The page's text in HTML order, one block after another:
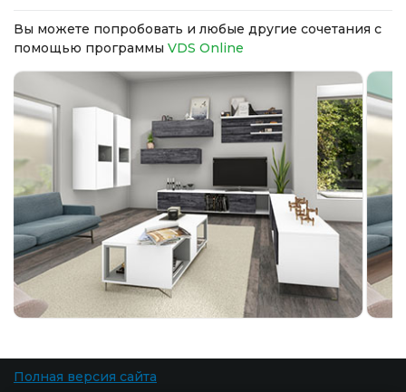
Вы можете попробовать и любые другие сочетания с
помощью программы VDS Online
Полная версия сайта